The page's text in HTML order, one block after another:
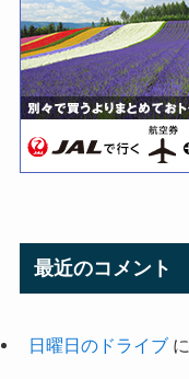
最近のコメント
日曜日のドライブに